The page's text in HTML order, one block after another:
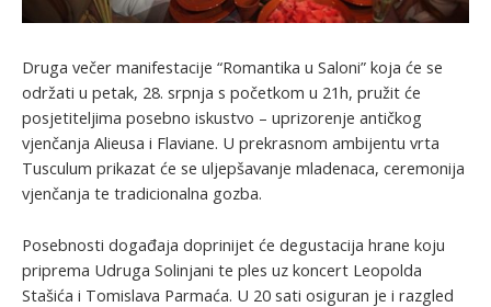
Druga večer manifestacije “Romantika u Saloni” koja će se
održati u petak, 28. srpnja s početkom u 21h, pružit će
posjetiteljima posebno iskustvo – uprizorenje antičkog
vjenčanja Alieusa i Flaviane. U prekrasnom ambijentu vrta
Tusculum prikazat će se uljepšavanje mladenaca, ceremonija
vjenčanja te tradicionalna gozba.
Posebnosti događaja doprinijet će degustacija hrane koju
priprema Udruga Solinjani te ples uz koncert Leopolda
Stašića i Tomislava Parmaća. U 20 sati osiguran je i razgled